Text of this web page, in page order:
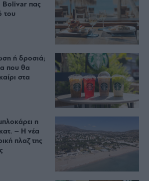
Bolivar πας
του
ή δροσιά;
που θα
στα
η
– Η νέα
πλαζ της